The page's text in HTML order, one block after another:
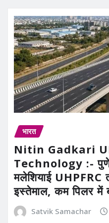
भारत
Nitin Gadkari
Technology :- पुणे
मलेशियाई UHPFRC
इस्तेमाल, कम पिलर
Satvik Samachar